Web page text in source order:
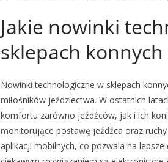
Jakie nowinki
sklepach konnych
Nowinki technologiczne w sklepach
miłośników jeździectwa. W ostatnich
komfortu zarówno jeźdźców, jak i ich
monitorujące postawę jeźdźca oraz
aplikacji mobilnych, co pozwala na